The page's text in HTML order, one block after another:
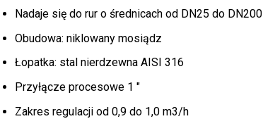
Nadaje się do rur o średnicach od DN25 do DN200
Obudowa: niklowany mosiądz
Łopatka: stal nierdzewna AISI 316
Przyłącze procesowe 1 ″
Zakres regulacji od 0,9 do 1,0 m3/h